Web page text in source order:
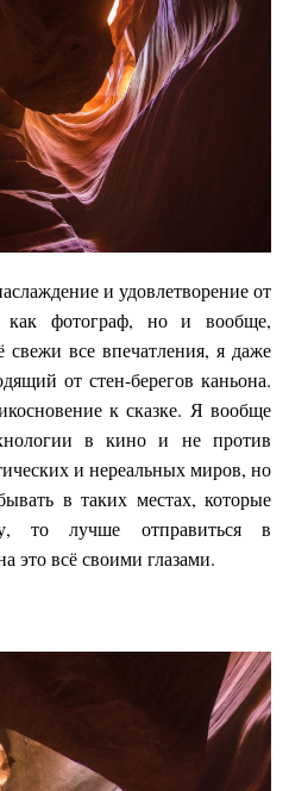
и удовлетворение от
как фотограф, но и вообще,
свежи все впечатления, я даже
от стен-берегов каньона.
к сказке. Я вообще
в кино и не против
и нереальных миров, но
в таких местах, которые
то лучше отправиться в
это всё своими глазами.